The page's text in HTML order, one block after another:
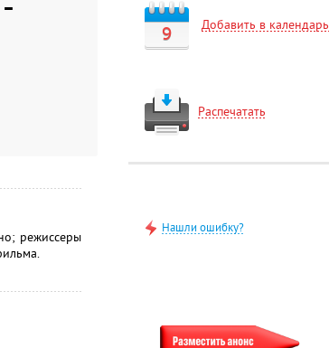
режиссеры
9 Добавить в календарь
Распечатать
Нашли ошибку?